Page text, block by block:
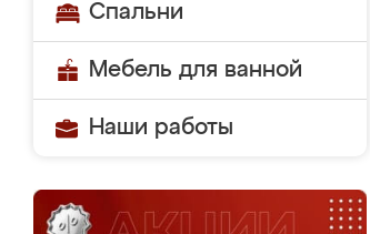
Спальни
Мебель для ванной
Наши работы